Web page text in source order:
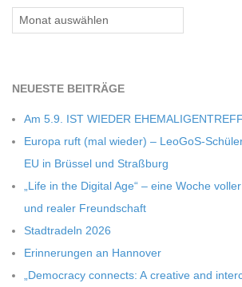
Archiv
NEU­ESTE BEITRÄGE
Am 5.9. IST WIEDER
Europa ruft (mal wie­der) – LeoGoS-
EU in Brüs­sel und Straßburg
„Life in the Digi­tal Age“ – eine Woche
und rea­ler Freundschaft
Stadt­ra­deln 2026
Erin­ne­run­gen an Hannover
„Demo­cracy con­nects: A crea­tive and